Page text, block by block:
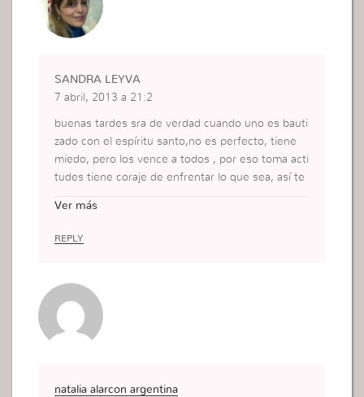
SANDRA LEYVA
7 abril, 2013 a 21:2
buenas tardes sra de verdad cuando uno es bauti
zado con el espíritu santo,no es perfecto, tiene
miedo, pero los vence a todos , por eso toma acti
tudes tiene coraje de enfrentar lo que sea, así te
Ver más
REPLY
natalia alarcon argentina